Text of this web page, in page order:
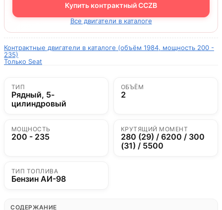
Купить контрактный CCZB
Все двигатели в каталоге
Контрактные двигатели в каталоге (объём 1984, мощность 200 -
235)
Только Seat
ТИП
Рядный, 5-
цилиндровый
ОБЪЁМ
2
МОЩНОСТЬ
200 - 235
КРУТЯЩИЙ МОМЕНТ
280 (29) / 6200 / 300
(31) / 5500
ТИП ТОПЛИВА
Бензин АИ-98
СОДЕРЖАНИЕ